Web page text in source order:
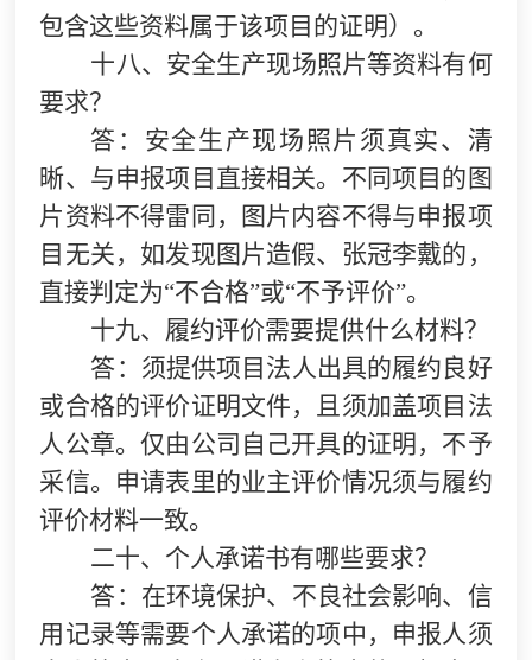
包含这些资料属于该项目的证明）。
十八、安全生产现场照片等资料有何
要求？
答：安全生产现场照片须真实、清
晰、与申报项目直接相关。不同项目的图
片资料不得雷同，图片内容不得与申报项
目无关，如发现图片造假、张冠李戴的，
直接判定为“不合格”或“不予评价”。
十九、履约评价需要提供什么材料？
答：须提供项目法人出具的履约良好
或合格的评价证明文件，且须加盖项目法
人公章。仅由公司自己开具的证明，不予
采信。申请表里的业主评价情况须与履约
评价材料一致。
二十、个人承诺书有哪些要求？
答：在环境保护、不良社会影响、信
用记录等需要个人承诺的项中，申报人须